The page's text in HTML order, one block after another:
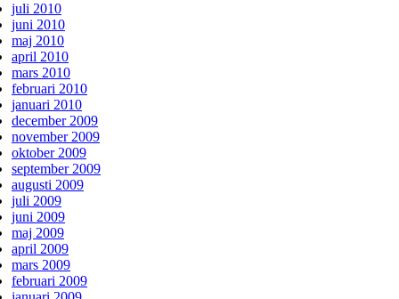
juli 2010
juni 2010
maj 2010
april 2010
mars 2010
februari 2010
januari 2010
december 2009
november 2009
oktober 2009
september 2009
augusti 2009
juli 2009
juni 2009
maj 2009
april 2009
mars 2009
februari 2009